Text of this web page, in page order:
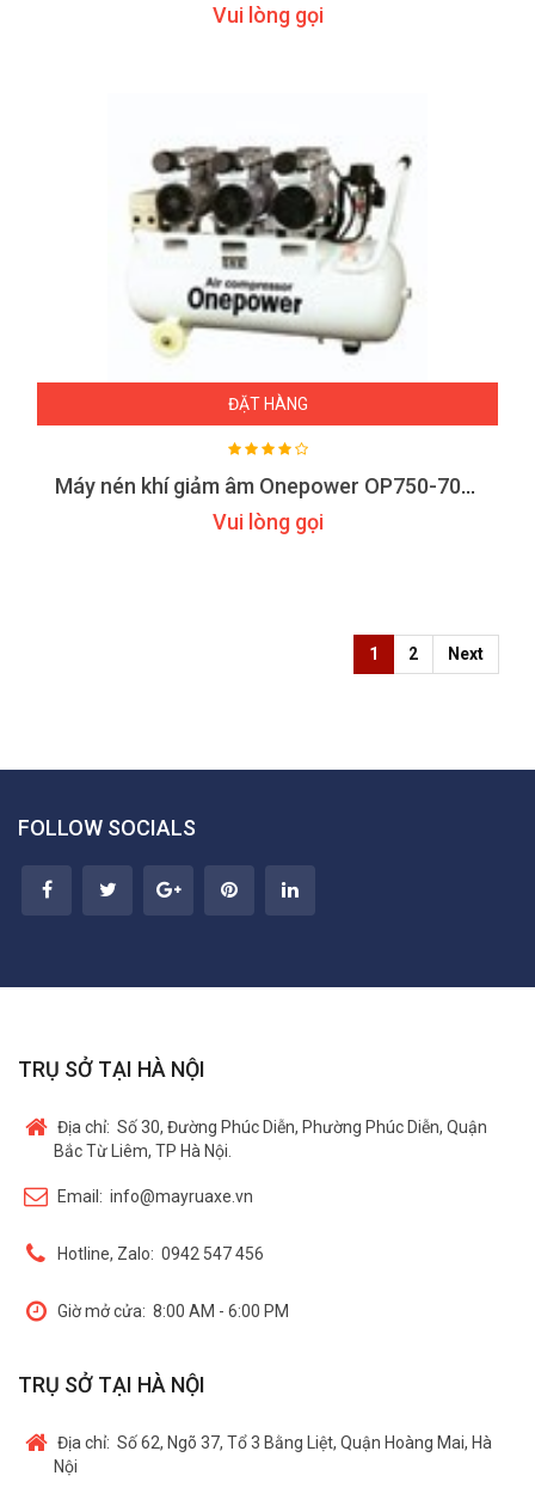
Vui lòng gọi
ĐẶT HÀNG
Máy nén khí giảm âm Onepower OP750-70TH
Vui lòng gọi
1 2 Next
FOLLOW SOCIALS
TRỤ SỞ TẠI HÀ NỘI
Địa chỉ: Số 30, Đường Phúc Diễn, Phường Phúc Diễn, Quận
Bắc Từ Liêm, TP Hà Nội.
Email: info@mayruaxe.vn
Hotline, Zalo: 0942 547 456
Giờ mở cửa: 8:00 AM - 6:00 PM
TRỤ SỞ TẠI HÀ NỘI
Địa chỉ: Số 62, Ngõ 37, Tổ 3 Bằng Liệt, Quận Hoàng Mai, Hà
Nội